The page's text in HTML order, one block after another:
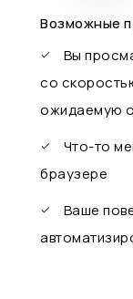
Возможные
Вы
со
ожидаемую
Что-то
браузере
Ваше